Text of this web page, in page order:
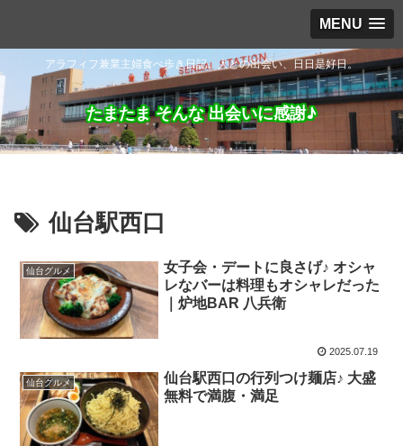
MENU
アラフィフ兼業主婦食べ歩き日記。人との出会い、日日是好日。
たまたま そんな 出会いに感謝♪
仙台駅西口
仙台グルメ
女子会・デートに良さげ♪ オシャ
レなバーは料理もオシャレだった
｜炉地BAR 八兵衛
2025.07.19
仙台グルメ
仙台駅西口の行列つけ麺店♪ 大盛
無料で満腹・満足